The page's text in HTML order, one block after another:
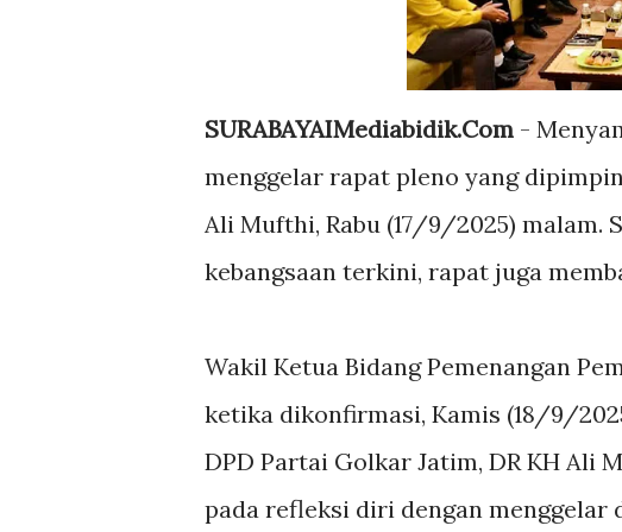
SURABAYAIMediabidik.Com -
menggelar rapat pleno yang
Ali Mufthi, Rabu (17/9/2025) malam.
kebangsaan terkini, rapat juga
Wakil Ketua Bidang Pemenangan
ketika dikonfirmasi, Kamis (18/9/
DPD Partai Golkar Jatim, DR KH Ali
pada refleksi diri dengan menggelar